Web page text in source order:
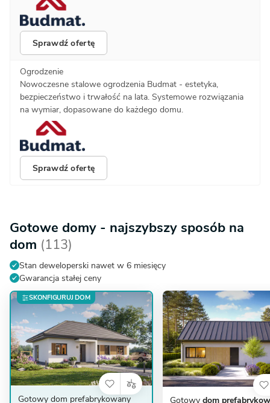
Sprawdź ofertę
Ogrodzenie
Nowoczesne stalowe ogrodzenia Budmat - estetyka,
bezpieczeństwo i trwałość na lata. Systemowe rozwiązania
na wymiar, dopasowane do każdego domu.
Sprawdź ofertę
Gotowe domy - najszybszy sposób na
dom (113)
Stan deweloperski nawet w 6 miesięcy
Gwarancja stałej ceny
SKONFIGURUJ DOM
Gotowy dom prefabrykowany Gotowy dom